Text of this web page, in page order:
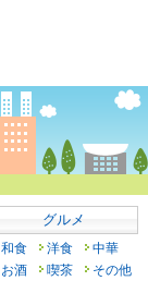
グルメ
和食 洋食
中華
お酒
喫茶 その他